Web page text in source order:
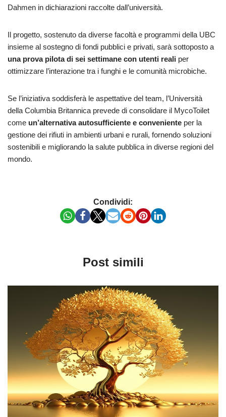
Dahmen in dichiarazioni raccolte dall’università.
Il progetto, sostenuto da diverse facoltà e programmi della UBC
insieme al sostegno di fondi pubblici e privati, sarà sottoposto a
una prova pilota di sei settimane con utenti reali per
ottimizzare l’interazione tra i funghi e le comunità microbiche.
Se l’iniziativa soddisferà le aspettative del team, l’Università
della Columbia Britannica prevede di consolidare il MycoToilet
come un’alternativa autosufficiente e conveniente per la
gestione dei rifiuti in ambienti urbani e rurali, fornendo soluzioni
sostenibili e migliorando la salute pubblica in diverse regioni del
mondo.
Condividi:
Post simili